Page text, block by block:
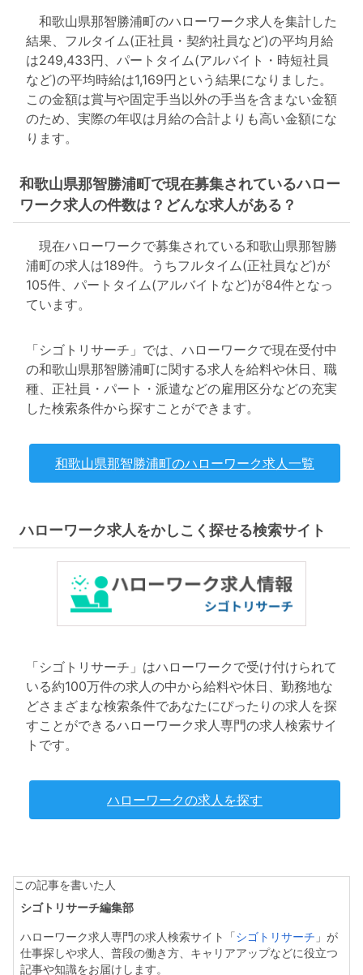
和歌山県那智勝浦町のハローワーク求人を集計した
結果、フルタイム(正社員・契約社員など)の平均月給
は249,433円、パートタイム(アルバイト・時短社員
など)の平均時給は1,169円という結果になりました。
この金額は賞与や固定手当以外の手当を含まない金額
のため、実際の年収は月給の合計よりも高い金額にな
ります。
和歌山県那智勝浦町で現在募集されているハロー
ワーク求人の件数は？どんな求人がある？
現在ハローワークで募集されている和歌山県那智勝
浦町の求人は189件。うちフルタイム(正社員など)が
105件、パートタイム(アルバイトなど)が84件となっ
ています。
「シゴトリサーチ」では、ハローワークで現在受付中
の和歌山県那智勝浦町に関する求人を給料や休日、職
種、正社員・パート・派遣などの雇用区分などの充実
した検索条件から探すことができます。
和歌山県那智勝浦町のハローワーク求人一覧
ハローワーク求人をかしこく探せる検索サイト
「シゴトリサーチ」はハローワークで受け付けられて
いる約100万件の求人の中から給料や休日、勤務地な
どさまざまな検索条件であなたにぴったりの求人を探
すことができるハローワーク求人専門の求人検索サイ
トです。
ハローワークの求人を探す
この記事を書いた人
シゴトリサーチ編集部
ハローワーク求人専門の求人検索サイト「 シゴトリサーチ 」が
仕事探しや求人、普段の働き方、キャリアアップなどに役立つ
記事や知識をお届けします。